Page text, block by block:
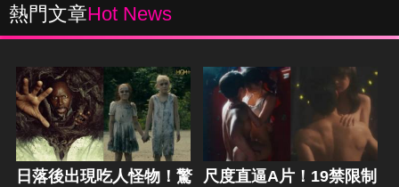
熱門文章Hot News
日落後出現吃人怪物！驚
尺度直逼A片！19禁限制